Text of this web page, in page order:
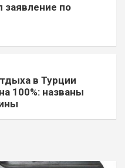
заявление по
в Турции
100%: названы